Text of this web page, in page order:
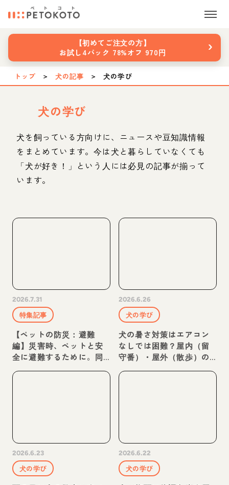
【初めてご注文の方】
お試し4パック 78%オフ 970円
›
トップ ＞ 犬の記事 ＞ 犬の学び
犬の学び
犬を飼っている方向けに、ニュースや豆知識情報
をまとめています。今は犬と暮らしていなくても
「犬が好き！」という人には必見の記事が揃って
います。
2026.7.31
特集記事
【ペットの防災：避難
編】災害時、ペットと安
全に避難するために。同
行避難・在宅避難や注意
点などを紹介
2026.6.26
犬の学び
犬の暑さ対策はエアコン
なしでは困難？屋内（留
守番）・屋外（散歩）の
暑さ対策を紹介
2026.6.23
犬の学び
2026.6.22
犬の学び